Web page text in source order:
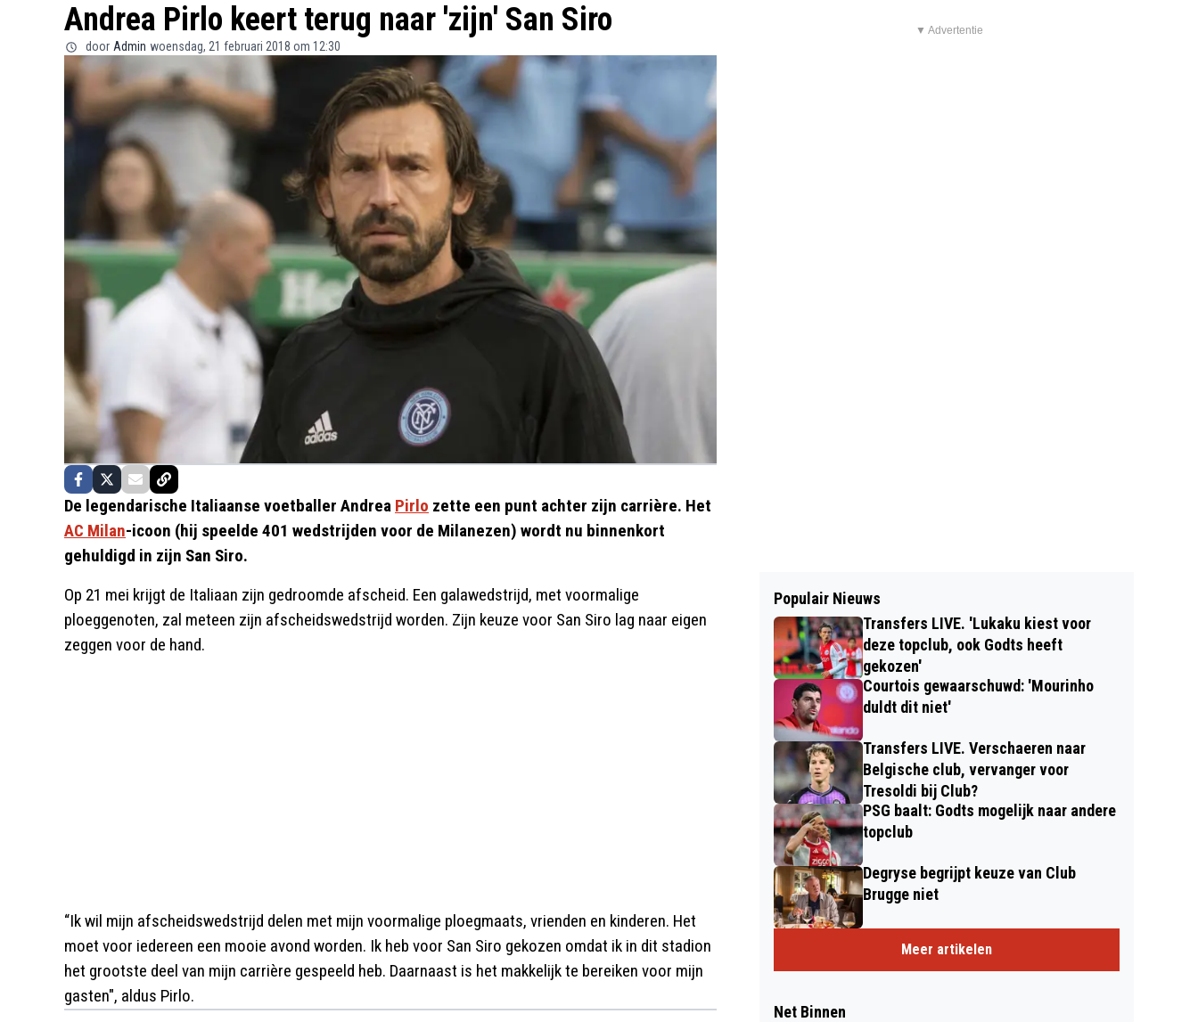
Andrea Pirlo keert terug naar 'zijn' San Siro
door Admin woensdag, 21 februari 2018 om 12:30
De legendarische Italiaanse voetballer Andrea Pirlo zette een punt achter zijn carrière. Het
AC Milan-icoon (hij speelde 401 wedstrijden voor de Milanezen) wordt nu binnenkort
gehuldigd in zijn San Siro.
Op 21 mei krijgt de Italiaan zijn gedroomde afscheid. Een galawedstrijd, met voormalige
ploeggenoten, zal meteen zijn afscheidswedstrijd worden. Zijn keuze voor San Siro lag naar eigen
zeggen voor de hand.
“Ik wil mijn afscheidswedstrijd delen met mijn voormalige ploegmaats, vrienden en kinderen. Het
moet voor iedereen een mooie avond worden. Ik heb voor San Siro gekozen omdat ik in dit stadion
het grootste deel van mijn carrière gespeeld heb. Daarnaast is het makkelijk te bereiken voor mijn
gasten", aldus Pirlo.
▼ Advertentie
Populair Nieuws
Transfers LIVE. 'Lukaku kiest voor
deze topclub, ook Godts heeft
gekozen'
Courtois gewaarschuwd: 'Mourinho
duldt dit niet'
Transfers LIVE. Verschaeren naar
Belgische club, vervanger voor
Tresoldi bij Club?
PSG baalt: Godts mogelijk naar andere
topclub
Degryse begrijpt keuze van Club
Brugge niet
Meer artikelen
Net Binnen